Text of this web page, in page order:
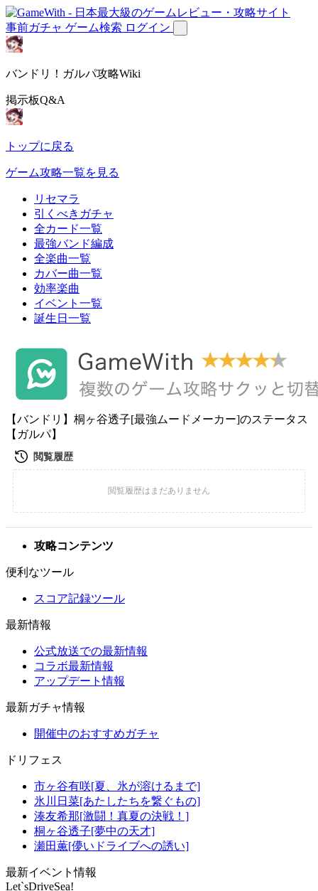
事前ガチャ ゲーム検索 ログイン
バンドリ！ガルパ攻略Wiki
掲示板Q&A
トップに戻る
ゲーム攻略一覧を見る
リセマラ
引くべきガチャ
全カード一覧
最強バンド編成
全楽曲一覧
カバー曲一覧
効率楽曲
イベント一覧
誕生日一覧
【バンドリ】桐ヶ谷透子[最強ムードメーカー]のステータス
【ガルパ】
攻略コンテンツ
便利なツール
スコア記録ツール
最新情報
公式放送での最新情報
コラボ最新情報
アップデート情報
最新ガチャ情報
開催中のおすすめガチャ
ドリフェス
市ヶ谷有咲[夏、氷が溶けるまで]
氷川日菜[あたしたちを繋ぐもの]
湊友希那[激闘！真夏の決戦！]
桐ヶ谷透子[夢中の天才]
瀬田薫[儚いドライブへの誘い]
最新イベント情報
Let`sDriveSea!